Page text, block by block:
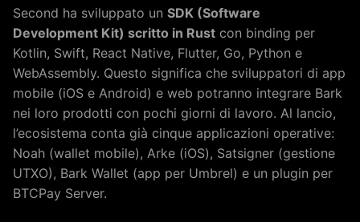
Second ha sviluppato un SDK (Software
Development Kit) scritto in Rust con binding per
Kotlin, Swift, React Native, Flutter, Go, Python e
WebAssembly. Questo significa che sviluppatori di app
mobile (iOS e Android) e web potranno integrare Bark
nei loro prodotti con pochi giorni di lavoro. Al lancio,
l’ecosistema conta già cinque applicazioni operative:
Noah (wallet mobile), Arke (iOS), Satsigner (gestione
UTXO), Bark Wallet (app per Umbrel) e un plugin per
BTCPay Server.